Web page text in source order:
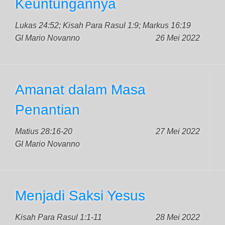
Keuntungannya
Lukas 24:52; Kisah Para Rasul 1:9; Markus 16:19
26 Mei 2022
GI Mario Novanno
Amanat dalam Masa
Penantian
Matius 28:16-20
27 Mei 2022
GI Mario Novanno
Menjadi Saksi Yesus
Kisah Para Rasul 1:1-11 28 Mei 2022